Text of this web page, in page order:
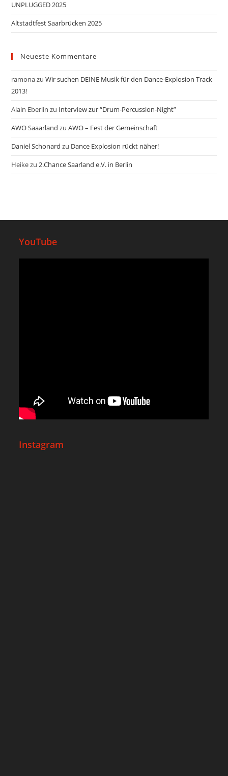
UNPLUGGED 2025
Altstadtfest Saarbrücken 2025
Neueste Kommentare
ramonazuWir suchen DEINE Musik für den Dance-Explosion Track
2013!
Alain Eberlin zu Interview zur “Drum-Percussion-Night”
AWO Saaarland zuAWO – Fest der Gemeinschaft
Daniel Schonard zu Dance Explosion rückt näher!
Heikezu2.Chance Saarland e.V. in Berlin
YouTube
Instagram